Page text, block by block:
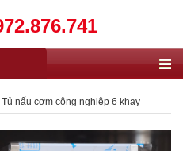
Tủ nấu cơm công nghiệp 6 khay